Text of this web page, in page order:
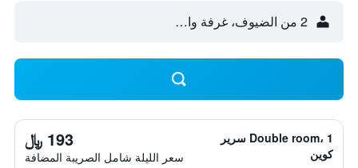
2 من الضيوف، غرفة واحدة
Double room، 1 سرير
كوين
193 ﷼
سعر الليلة شامل الصريبة المضافة